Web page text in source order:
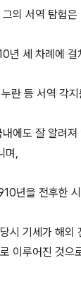
의 서역 탐험은
년 세 차례에 걸
란 등 서역 각
에도 잘 알려
며,
년을 전후한 시
시 기세가 해외
이루어진 것으